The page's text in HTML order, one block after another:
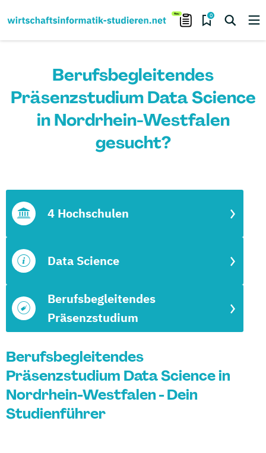
0
Berufsbegleitendes
Präsenzstudium Data Science
in Nordrhein-Westfalen
gesucht?
Berufsbegleitendes
Präsenzstudium
Data Science
4 Hochschulen
Berufsbegleitendes
Präsenzstudium Data Science in
Nordrhein-Westfalen - Dein
Studienführer